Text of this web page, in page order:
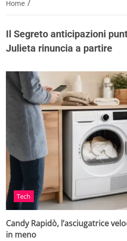
Home /
Il Segreto anticipazioni
Julieta rinuncia a partire
Tech
Candy Rapidò, l’asciugatrice
in meno